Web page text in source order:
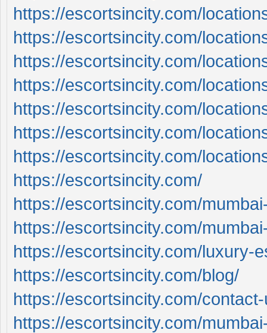
https://escortsincity.com/
https://escortsincity.com/
https://escortsincity.com/
https://escortsincity.com/
https://escortsincity.com/
https://escortsincity.com/
https://escortsincity.com/
https://escortsincity.com/
https://escortsincity.com/
https://escortsincity.com/
https://escortsincity.com/luxury-
https://escortsincity.com/blog/
https://escortsincity.com/
https://escortsincity.com/